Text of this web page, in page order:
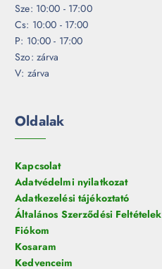
Sze: 10:00 - 17:00
Cs: 10:00 - 17:00
P: 10:00 - 17:00
Szo: zárva
V: zárva
Oldalak
Kapcsolat
Adatvédelmi nyilatkozat
Adatkezelési tájékoztató
Általános Szerződési Feltételek
Fiókom
Kosaram
Kedvenceim